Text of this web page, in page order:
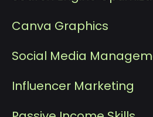
Canva Graphics
Social Media
Influencer Marketing